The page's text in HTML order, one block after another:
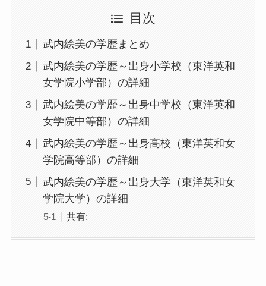
目次
武内絵美の学歴まとめ
武内絵美の学歴～出身小学校（東洋英和
女学院小学部）の詳細
武内絵美の学歴～出身中学校（東洋英和
女学院中等部）の詳細
武内絵美の学歴～出身高校（東洋英和女
学院高等部）の詳細
武内絵美の学歴～出身大学（東洋英和女
学院大学）の詳細
共有: